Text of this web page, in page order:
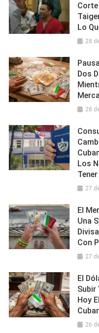
Corte
Lo
28
Dos
28
Los
27
El
Una
Con
27
El
Subir
Hoy
26